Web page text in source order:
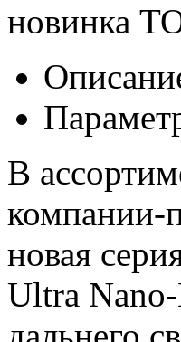
новинка
В
компании-
новая
Ultra